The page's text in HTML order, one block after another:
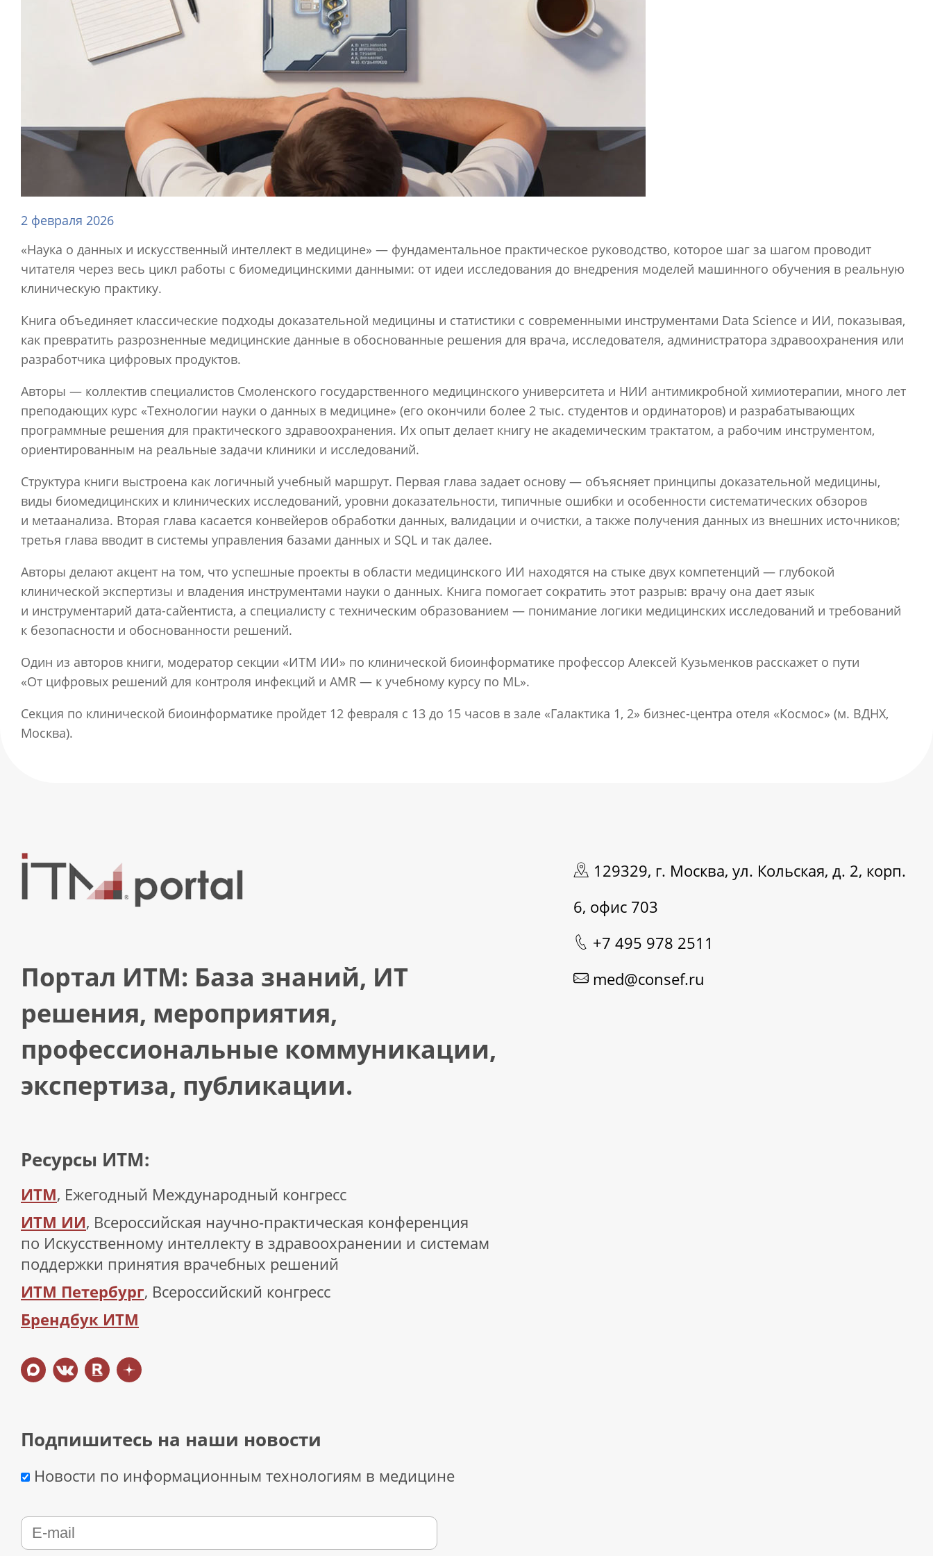
2 февраля 2026
«Наука о данных и искусственный интеллект в медицине» — фундаментальное практическое руководство, которое шаг за шагом проводит
читателя через весь цикл работы с биомедицинскими данными: от идеи исследования до внедрения моделей машинного обучения в реальную
клиническую практику.
Книга объединяет классические подходы доказательной медицины и статистики с современными инструментами Data Science и ИИ, показывая,
как превратить разрозненные медицинские данные в обоснованные решения для врача, исследователя, администратора здравоохранения или
разработчика цифровых продуктов.
Авторы — коллектив специалистов Смоленского государственного медицинского университета и НИИ антимикробной химиотерапии, много лет
преподающих курс «Технологии науки о данных в медицине» (его окончили более 2 тыс. студентов и ординаторов) и разрабатывающих
программные решения для практического здравоохранения. Их опыт делает книгу не академическим трактатом, а рабочим инструментом,
ориентированным на реальные задачи клиники и исследований.
Структура книги выстроена как логичный учебный маршрут. Первая глава задает основу — объясняет принципы доказательной медицины,
виды биомедицинских и клинических исследований, уровни доказательности, типичные ошибки и особенности систематических обзоров
и метаанализа. Вторая глава касается конвейеров обработки данных, валидации и очистки, а также получения данных из внешних источников;
третья глава вводит в системы управления базами данных и SQL и так далее.
Авторы делают акцент на том, что успешные проекты в области медицинского ИИ находятся на стыке двух компетенций — глубокой
клинической экспертизы и владения инструментами науки о данных. Книга помогает сократить этот разрыв: врачу она дает язык
и инструментарий дата-сайентиста, а специалисту с техническим образованием — понимание логики медицинских исследований и требований
к безопасности и обоснованности решений.
Один из авторов книги, модератор секции «ИТМ ИИ» по клинической биоинформатике профессор Алексей Кузьменков расскажет о пути
«От цифровых решений для контроля инфекций и AMR — к учебному курсу по ML».
Секция по клинической биоинформатике пройдет 12 февраля с 13 до 15 часов в зале «Галактика 1, 2» бизнес-центра отеля «Космос» (м. ВДНХ,
Москва).
Портал ИТМ: База знаний, ИТ
решения, мероприятия,
профессиональные коммуникации,
экспертиза, публикации.
Ресурсы ИТМ:
ИТМ, Ежегодный Международный конгресс
ИТМ ИИ, Всероссийская научно-практическая конференция
по Искусственному интеллекту в здравоохранении и системам
поддержки принятия врачебных решений
ИТМ Петербург, Всероссийский конгресс
Брендбук ИТМ
Подпишитесь на наши новости
Новости по информационным технологиям в медицине
129329, г. Москва, ул. Кольская, д. 2, корп.
6, офис 703
+7 495 978 2511
med@consef.ru